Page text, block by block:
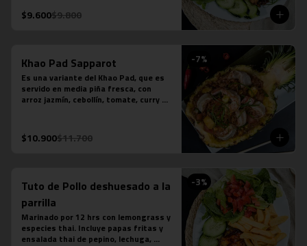
ostra, ajo, ají, pimienta y azúcar.
con arroz jazmín
*En local Tobalaba se acompaña
además con papas fritas
$9.600$9.800
-7%
Khao Pad Sapparot
Es una variante del Khao Pad, que es
servido en media piña fresca, con
arroz jazmín, cebollín, tomate, curry
La fotografÍa es referencial, para
delivery no se envÍa cuenco de piña.
$10.900$11.700
-3%
Tuto de Pollo deshuesado a la
parrilla
Marinado por 12 hrs con lemongrass y
especies thai. Incluye papas fritas y
ensalada thai de pepino, lechuga,